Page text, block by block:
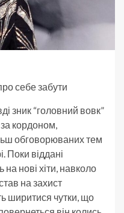
себе забути
зник “головний вовк”
за кордоном,
обговорюваних тем
Поки віддані
на нові хіти, навколо
на захист
ширитися чутки, що